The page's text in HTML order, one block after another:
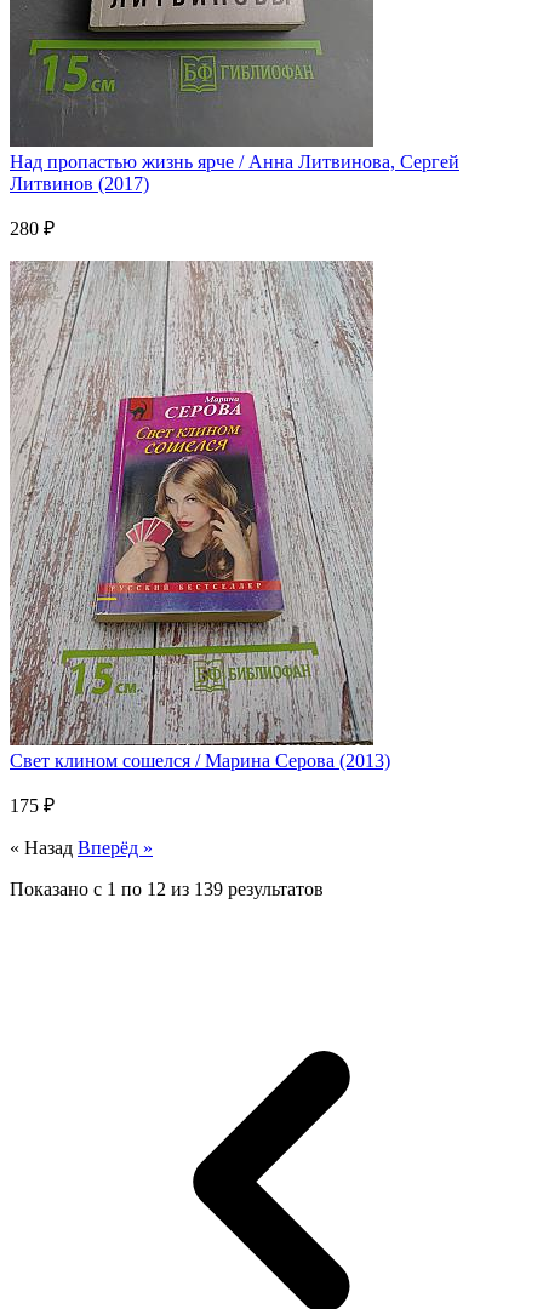
Над пропастью жизнь ярче / Анна Литвинова, Сергей
Литвинов (2017)
280 ₽
Свет клином сошелся / Марина Серова (2013)
175 ₽
« Назад Вперёд »
Показано с 1 по 12 из 139 результатов